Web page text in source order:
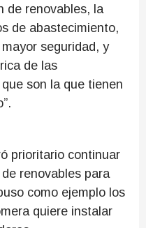
de renovables, la
de abastecimiento,
seguridad, y
de las
son la que tienen
prioritario continuar
renovables para
como ejemplo los
quiere instalar